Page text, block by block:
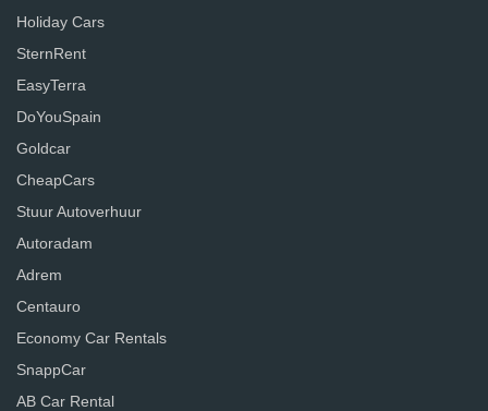
Holiday Cars
SternRent
EasyTerra
DoYouSpain
Goldcar
CheapCars
Stuur Autoverhuur
Autoradam
Adrem
Centauro
Economy Car Rentals
SnappCar
AB Car Rental